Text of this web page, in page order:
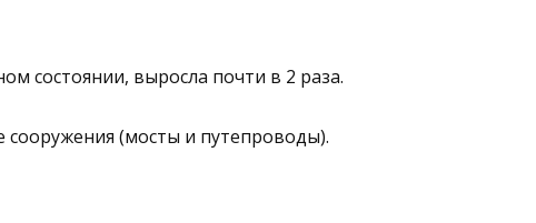
состоянии, выросла почти в 2 раза.
сооружения (мосты и путепроводы).